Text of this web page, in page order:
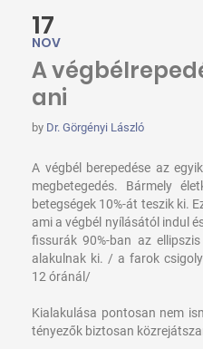
17
NOV
A
ani
by Dr. Görgényi László
A végbél berepedése az
megbetegedés. Bármely
betegségek 10%-át teszik ki.
ami a végbél nyílásától indul
fissurák 90%-ban az
alakulnak ki. / a farok
12 óránál/
Kialakulása pontosan nem
tényezők biztosan